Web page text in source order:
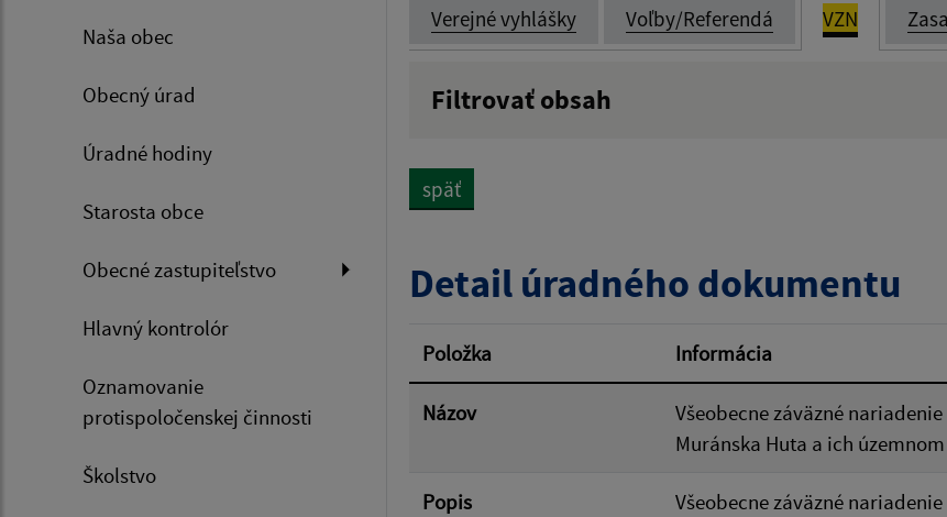
Naša obec
Obecný úrad
Úradné hodiny
Starosta obce
Obecné zastupiteľstvo
Hlavný kontrolór
Oznamovanie
protispoločenskej činnosti
Školstvo
Verejné vyhlášky Voľby/Referendá VZN
Filtrovať obsah
Filtrovať
späť
Detail úradného dokumentu
Položka Informácia
Názov
Všeobecne záväzné
Muránska Huta a ich
Popis
Všeobecne záväzné